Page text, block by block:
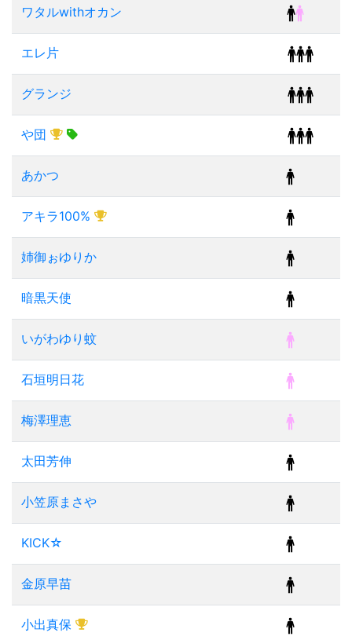
ワタルwithオカン
エレ片
グランジ
や団
あかつ
アキラ100%
姉御ぉゆりか
暗黒天使
いがわゆり蚊
石垣明日花
梅澤理恵
太田芳伸
小笠原まさや
KICK☆
金原早苗
小出真保